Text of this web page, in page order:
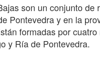
son un conjunto
Pontevedra y en la
formadas por
y Ría de Pontevedra.